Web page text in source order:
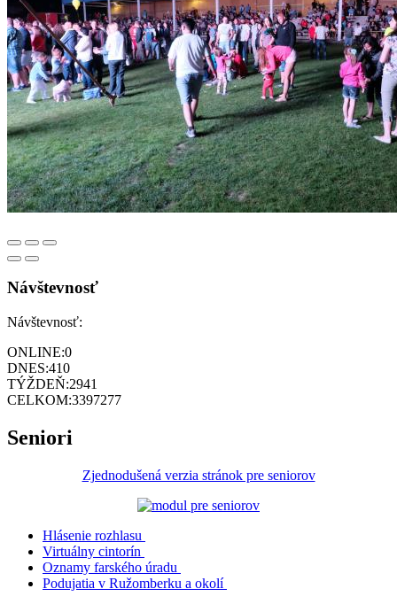
Návštevnosť
Návštevnosť:
ONLINE:0
DNES:410
TÝŽDEŇ:2941
CELKOM:3397277
Seniori
Zjednodušená verzia stránok pre seniorov
Hlásenie rozhlasu
Virtuálny cintorín
Oznamy farského úradu
Podujatia v Ružomberku a okolí